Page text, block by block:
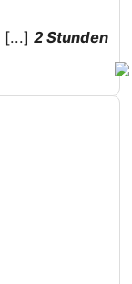
[...] 2 Stunden